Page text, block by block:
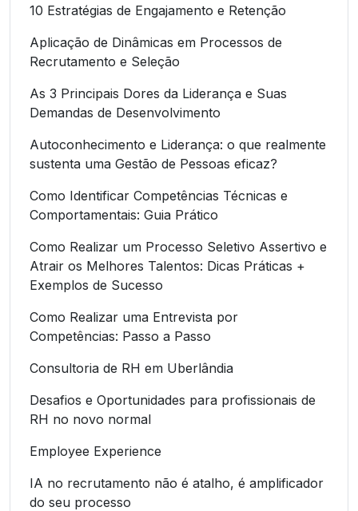
10 Estratégias de Engajamento e Retenção
Aplicação de Dinâmicas em Processos de
Recrutamento e Seleção
As 3 Principais Dores da Liderança e Suas
Demandas de Desenvolvimento
Autoconhecimento e Liderança: o que realmente
sustenta uma Gestão de Pessoas eficaz?
Como Identificar Competências Técnicas e
Comportamentais: Guia Prático
Como Realizar um Processo Seletivo Assertivo e
Atrair os Melhores Talentos: Dicas Práticas +
Exemplos de Sucesso
Como Realizar uma Entrevista por
Competências: Passo a Passo
Consultoria de RH em Uberlândia
Desafios e Oportunidades para profissionais de
RH no novo normal
Employee Experience
IA no recrutamento não é atalho, é amplificador
do seu processo